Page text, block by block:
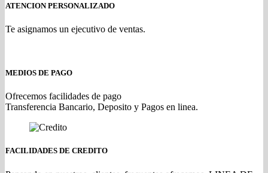
ATENCION PERSONALIZADO
Te asignamos un ejecutivo de ventas.
MEDIOS DE PAGO
Ofrecemos facilidades de pago
Transferencia Bancario, Deposito y Pagos en linea.
FACILIDADES DE CREDITO